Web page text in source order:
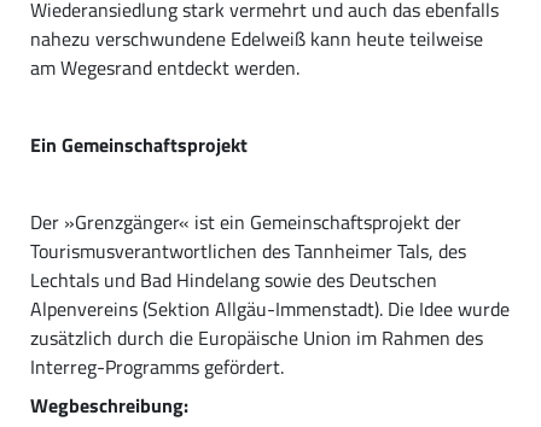
Wiederansiedlung stark vermehrt und auch das ebenfalls
nahezu verschwundene Edelweiß kann heute teilweise
am Wegesrand entdeckt werden.
Ein Gemeinschaftsprojekt
Der »Grenzgänger« ist ein Gemeinschaftsprojekt der
Tourismusverantwortlichen des Tannheimer Tals, des
Lechtals und Bad Hindelang sowie des Deutschen
Alpenvereins (Sektion Allgäu-Immenstadt). Die Idee wurde
zusätzlich durch die Europäische Union im Rahmen des
Interreg-Programms gefördert.
Wegbeschreibung: